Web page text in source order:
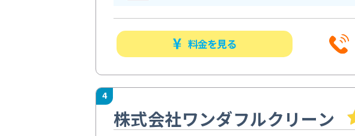
料金を見る
4
株式会社ワンダフルクリーン